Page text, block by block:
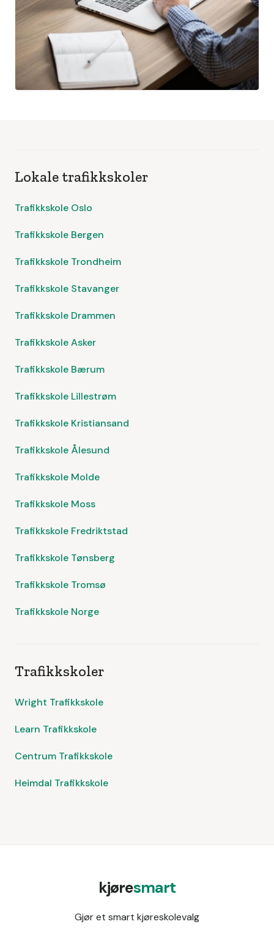
Lokale trafikkskoler
Trafikkskole Oslo
Trafikkskole Bergen
Trafikkskole Trondheim
Trafikkskole Stavanger
Trafikkskole Drammen
Trafikkskole Asker
Trafikkskole Bærum
Trafikkskole Lillestrøm
Trafikkskole Kristiansand
Trafikkskole Ålesund
Trafikkskole Molde
Trafikkskole Moss
Trafikkskole Fredriktstad
Trafikkskole Tønsberg
Trafikkskole Tromsø
Trafikkskole Norge
Trafikkskoler
Wright Trafikkskole
Learn Trafikkskole
Centrum Trafikkskole
Heimdal Trafikkskole
kjøresmart
Gjør et smart kjøreskolevalg